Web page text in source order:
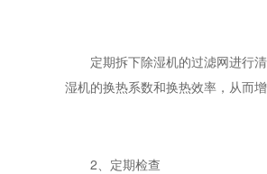
定期拆下除湿机的过滤网进行清
湿机的换热系数和换热效率，从而
2、定期检查